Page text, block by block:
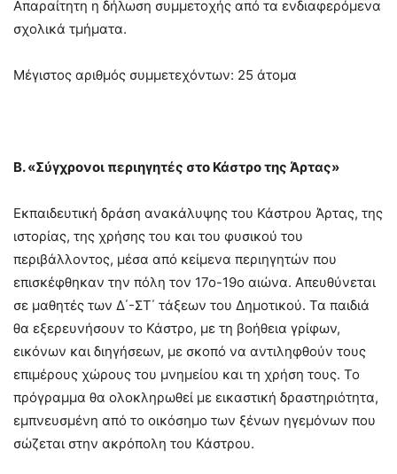
Απαραίτητη η δήλωση συμμετοχής από τα ενδιαφερόμενα
σχολικά τμήματα.
Μέγιστος αριθμός συμμετεχόντων: 25 άτομα
Β. «Σύγχρονοι περιηγητές στο Κάστρο της Άρτας»
Εκπαιδευτική δράση ανακάλυψης του Κάστρου Άρτας, της
ιστορίας, της χρήσης του και του φυσικού του
περιβάλλοντος, μέσα από κείμενα περιηγητών που
επισκέφθηκαν την πόλη τον 17ο-19ο αιώνα. Απευθύνεται
σε μαθητές των Δ΄-ΣΤ΄ τάξεων του Δημοτικού. Τα παιδιά
θα εξερευνήσουν το Κάστρο, με τη βοήθεια γρίφων,
εικόνων και διηγήσεων, με σκοπό να αντιληφθούν τους
επιμέρους χώρους του μνημείου και τη χρήση τους. Το
πρόγραμμα θα ολοκληρωθεί με εικαστική δραστηριότητα,
εμπνευσμένη από το οικόσημο των ξένων ηγεμόνων που
σώζεται στην ακρόπολη του Κάστρου.